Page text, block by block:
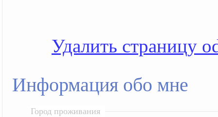
Удалить страницу
Информация обо мне
Город проживания